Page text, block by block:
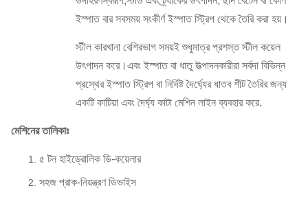
ইস্পাত বার সবসময় সংকীর্ণ ইস্পাত স্ট্রিপ থেকে তৈরি করা হয়।
স্টীল কারখানা বেশিরভাগ সময়ই শুধুমাত্র প্রশস্ত স্টীল কয়েল
উৎপাদন করে।এবং ইস্পাত বা ধাতু উত্পাদনকারীরা সর্বদা বিভিন্ন
প্রস্থের ইস্পাত স্ট্রিপ বা নির্দিষ্ট দৈর্ঘ্যের ধাতব শীট তৈরির জন্য
একটি কাটিয়া এবং দৈর্ঘ্য কাটা মেশিন লাইন ব্যবহার করে.
মেশিনের তালিকাঃ
৫ টন হাইড্রোলিক ডি-কয়েলার
সহজ প্রাক-নিয়ন্ত্রণ ডিভাইস